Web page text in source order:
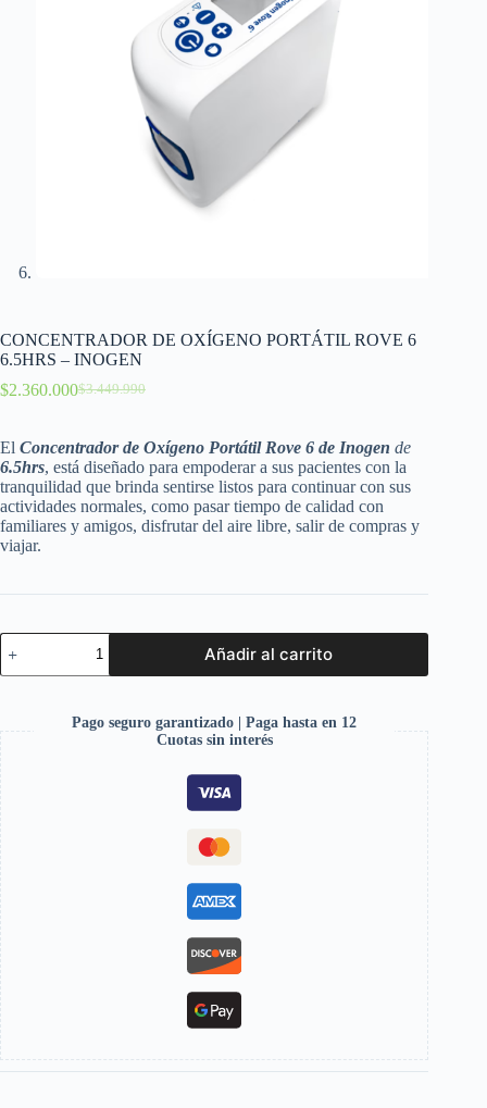
CONCENTRADOR DE OXÍGENO PORTÁTIL ROVE 6
6.5HRS – INOGEN
$3.449.990
$2.360.000
El Concentrador de Oxígeno Portátil Rove 6 de Inogen de
6.5hrs, está diseñado para empoderar a sus pacientes con la
tranquilidad que brinda sentirse listos para continuar con sus
actividades normales, como pasar tiempo de calidad con
familiares y amigos, disfrutar del aire libre, salir de compras y
viajar.
Añadir al carrito
Pago seguro garantizado | Paga hasta en 12
Cuotas sin interés